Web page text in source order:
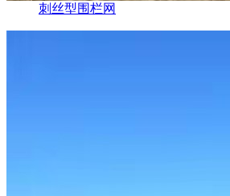
刺丝型围栏网